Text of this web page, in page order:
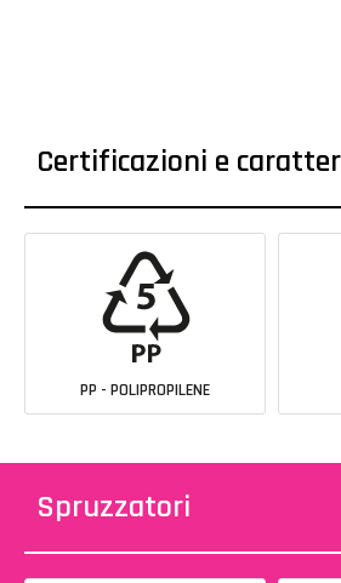
Certificazioni e
PP - POLIPROPILENE
Spruzzatori